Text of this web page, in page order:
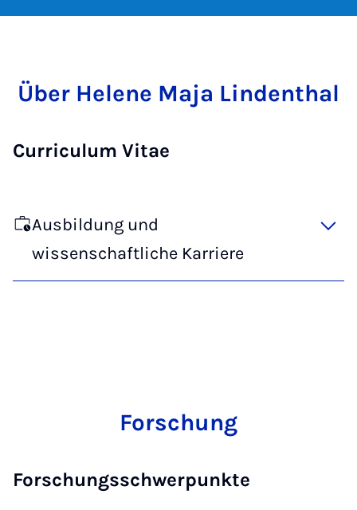
Über Helene Maja Lindenthal
Curriculum Vitae
Ausbildung und
wissenschaftliche Karriere
Forschung
Forschungsschwerpunkte